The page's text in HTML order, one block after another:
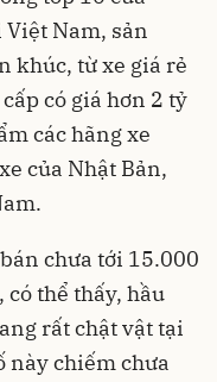
Việt Nam, sản
khúc, từ xe giá rẻ
có giá hơn 2 tỷ
các hãng xe
của Nhật Bản,
chưa tới 15.000
thể thấy, hầu
rất chật vật tại
này chiếm chưa